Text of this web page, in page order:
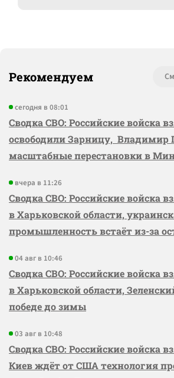
Рекомендуем
сегодня в 08:01
Сводка СВО: Российские войска
освободили Зарницу, Владимир
масштабные перестановки в
вчера в 11:26
Сводка СВО: Российские войска
в Харьковской области,
промышленность встаёт из-за
04 авг в 10:46
Сводка СВО: Российские войска
в Харьковской области,
победе до зимы
03 авг в 10:48
Сводка СВО: Российские войска
Киев ждёт от США технология